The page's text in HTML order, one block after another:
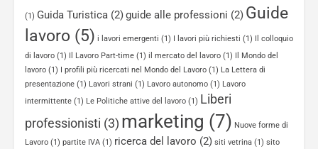
(1) Guida Turistica (2)guide alle professioni (2) Guide
lavoro (5) i lavori emergenti (1) I lavori più richiesti (1) Il colloquio
di lavoro (1) Il Lavoro Part-time (1) il mercato del lavoro (1) Il Mondo del
lavoro (1) I profili più ricercati nel Mondo del Lavoro (1) La Lettera di
presentazione (1) Lavori strani (1) Lavoro autonomo (1) Lavoro
intermittente (1) Le Politiche attive del lavoro (1) Liberi
professionisti (3) marketing (7) Nuove forme di
Lavoro (1) partite IVA (1) ricerca del lavoro (2) siti vetrina (1) sito